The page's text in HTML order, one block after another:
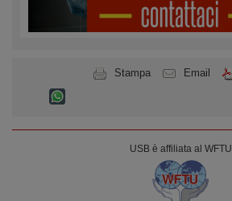
Stampa Email
USB è affiliata al WFTU